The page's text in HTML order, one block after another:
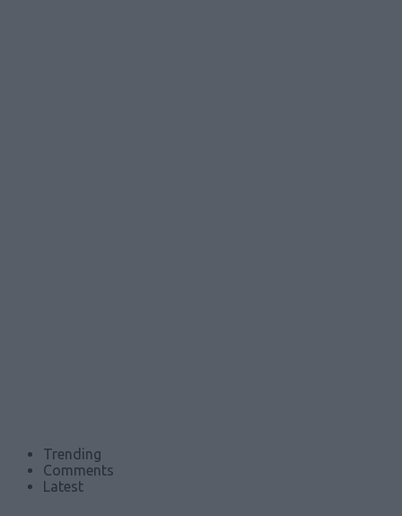
Trending
Comments
Latest